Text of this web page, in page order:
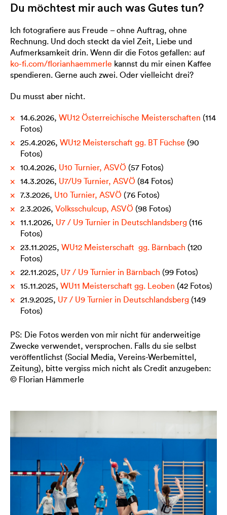
Du möchtest mir auch was Gutes tun?
Ich fotografiere aus Freude – ohne Auftrag, ohne
Rechnung. Und doch steckt da viel Zeit, Liebe und
Aufmerksamkeit drin. Wenn dir die Fotos gefallen: auf
ko-fi.com/florianhaemmerle kannst du mir einen Kaffee
spendieren. Gerne auch zwei. Oder vielleicht drei?
Du musst aber nicht.
14.6.2026, WU12 Österreichische Meisterschaften (114
Fotos)
25.4.2026, WU12 Meisterschaft gg. BT Füchse (90
Fotos)
10.4.2026, U10 Turnier, ASVÖ (57 Fotos)
14.3.2026, U7/U9 Turnier, ASVÖ (84 Fotos)
7.3.2026, U10 Turnier, ASVÖ (76 Fotos)
2.3.2026, Volksschulcup, ASVÖ (98 Fotos)
11.1.2026, U7 / U9 Turnier in Deutschlandsberg (116
Fotos)
23.11.2025, WU12 Meisterschaft gg. Bärnbach (120
Fotos)
22.11.2025, U7 / U9 Turnier in Bärnbach (99 Fotos)
15.11.2025, WU11 Meisterschaft gg. Leoben (42 Fotos)
21.9.2025, U7 / U9 Turnier in Deutschlandsberg (149
Fotos)
PS: Die Fotos werden von mir nicht für anderweitige
Zwecke verwendet, versprochen. Falls du sie selbst
veröffentlichst (Social Media, Vereins-Werbemittel,
Zeitung), bitte vergiss mich nicht als Credit anzugeben:
© Florian Hämmerle